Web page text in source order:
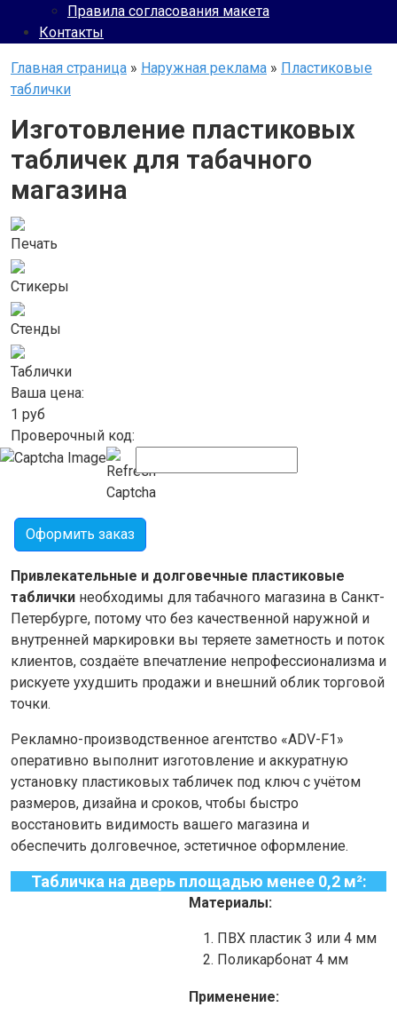
Правила согласования макета
Контакты
Главная страница » Наружная реклама » Пластиковые
таблички
Изготовление пластиковых
табличек для табачного
магазина
Печать
Стикеры
Стенды
Таблички
Ваша цена:
1 руб
Проверочный код:
Оформить заказ
Привлекательные и долговечные пластиковые
таблички необходимы для табачного магазина в Санкт-
Петербурге, потому что без качественной наружной и
внутренней маркировки вы теряете заметность и поток
клиентов, создаёте впечатление непрофессионализма и
рискуете ухудшить продажи и внешний облик торговой
точки.
Рекламно-производственное агентство «ADV-F1»
оперативно выполнит изготовление и аккуратную
установку пластиковых табличек под ключ с учётом
размеров, дизайна и сроков, чтобы быстро
восстановить видимость вашего магазина и
обеспечить долговечное, эстетичное оформление.
Табличка на дверь площадью менее 0,2 м²:
Материалы:
ПВХ пластик 3 или 4 мм
Поликарбонат 4 мм
Применение: